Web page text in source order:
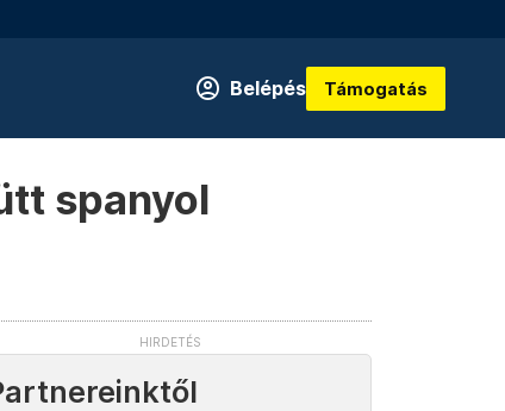
Belépés Támogatás
spanyol